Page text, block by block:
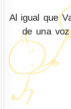
Al igual que
de una voz